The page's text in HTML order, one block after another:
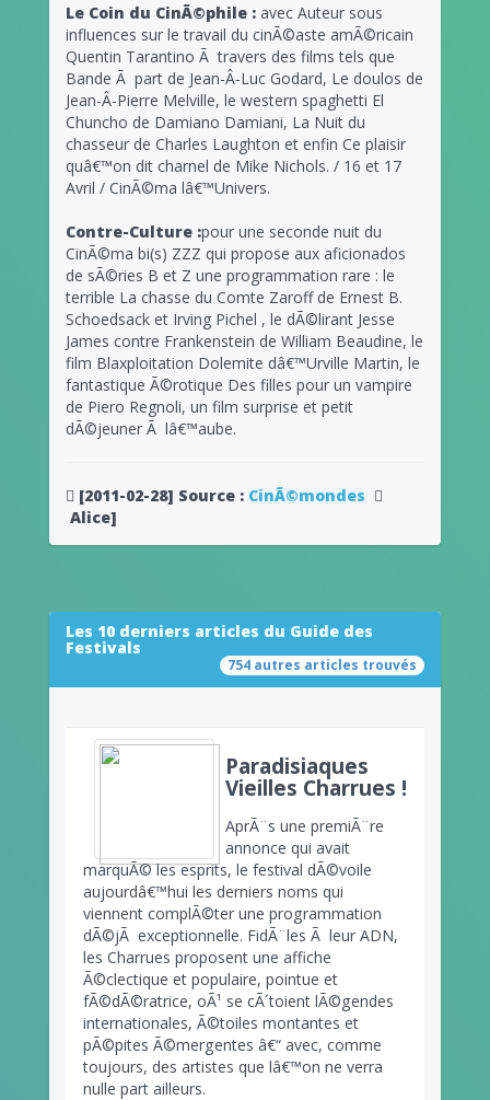
Le Coin du CinÃ©phile : avec Auteur sous
influences sur le travail du cinÃ©aste amÃ©ricain
Quentin Tarantino Ã travers des films tels que
Bande Ã part de Jean-Â­‐Luc Godard, Le doulos de
Jean-Â­‐Pierre Melville, le western spaghetti El
Chuncho de Damiano Damiani, La Nuit du
chasseur de Charles Laughton et enfin Ce plaisir
quâ€™on dit charnel de Mike Nichols. / 16 et 17
Avril / CinÃ©ma lâ€™Univers.
Contre-Culture :pour une seconde nuit du
CinÃ©ma bi(s) ZZZ qui propose aux aficionados
de sÃ©ries B et Z une programmation rare : le
terrible La chasse du Comte Zaroff de Ernest B.
Schoedsack et Irving Pichel , le dÃ©lirant Jesse
James contre Frankenstein de William Beaudine, le
film Blaxploitation Dolemite dâ€™Urville Martin, le
fantastique Ã©rotique Des filles pour un vampire
de Piero Regnoli, un film surprise et petit
dÃ©jeuner Ã lâ€™aube.
[2011-02-28] Source : CinÃ©mondes
Alice]
Les 10 derniers articles du Guide des
Festivals
754 autres articles trouvés
Paradisiaques
Vieilles Charrues !
AprÃ¨s une premiÃ¨re
annonce qui avait
marquÃ© les esprits, le festival dÃ©voile
aujourdâ€™hui les derniers noms qui
viennent complÃ©ter une programmation
dÃ©jÃ exceptionnelle. FidÃ¨les Ã leur ADN,
les Charrues proposent une affiche
Ã©clectique et populaire, pointue et
fÃ©dÃ©ratrice, oÃ¹ se cÃ´toient lÃ©gendes
internationales, Ã©toiles montantes et
pÃ©pites Ã©mergentes â€“ avec, comme
toujours, des artistes que lâ€™on ne verra
nulle part ailleurs.